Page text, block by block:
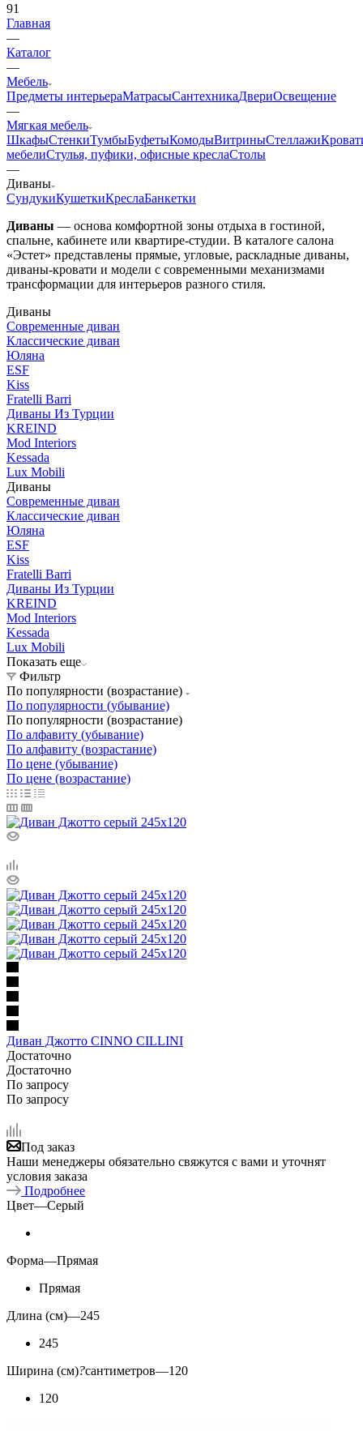
91
Главная
—
Каталог
—
Мебель
Предметы интерьераМатрасыСантехникаДвериОсвещение
—
Мягкая мебель
ШкафыСтенкиТумбыБуфетыКомодыВитриныСтеллажи
мебелиСтулья, пуфики, офисные креслаСтолы
—
Диваны
СундукиКушеткиКреслаБанкетки
Диваны — основа комфортной зоны отдыха в гостиной,
спальне, кабинете или квартире-студии. В каталоге салона
«Эстет» представлены прямые, угловые, раскладные диваны,
диваны-кровати и модели с современными механизмами
трансформации для интерьеров разного стиля.
Диваны
Современные диван
Классические диван
Юляна
ESF
Kiss
Fratelli Barri
Диваны Из Турции
KREIND
Mod Interiors
Kessada
Lux Mobili
Диваны
Современные диван
Классические диван
Юляна
ESF
Kiss
Fratelli Barri
Диваны Из Турции
KREIND
Mod Interiors
Kessada
Lux Mobili
Показать еще
Фильтр
По популярности (возрастание)
По популярности (убывание)
По популярности (возрастание)
По алфавиту (убывание)
По алфавиту (возрастание)
По цене (убывание)
По цене (возрастание)
Диван Джотто CINNO CILLINI
Достаточно
Достаточно
По запросу
По запросу
Под заказ
Наши менеджеры обязательно свяжутся с вами и уточнят
условия заказа
Подробнее
Цвет—Серый
Форма—Прямая
Прямая
Длина (см)—245
245
Ширина (см)?сантиметров—120
120